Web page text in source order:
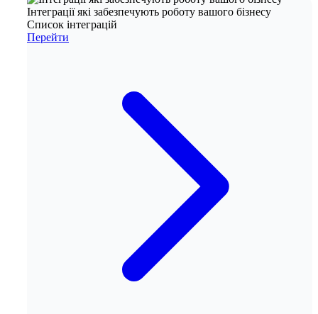
Інтеграції які забезпечують роботу вашого бізнесу
Список інтеграцій
Перейти